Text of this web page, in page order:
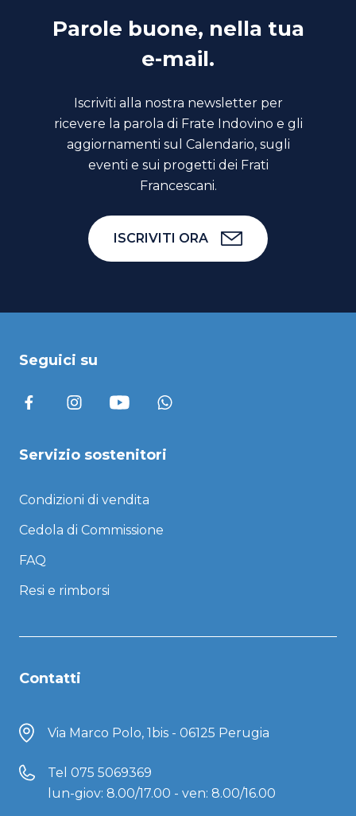
Parole buone, nella tua
e-mail.
Iscriviti alla nostra newsletter per
ricevere la parola di Frate Indovino e gli
aggiornamenti sul Calendario, sugli
eventi e sui progetti dei Frati
Francescani.
ISCRIVITI ORA
Seguici su
Servizio sostenitori
Condizioni di vendita
Cedola di Commissione
FAQ
Resi e rimborsi
Contatti
Via Marco Polo, 1bis - 06125 Perugia
Tel 075 5069369
lun-giov: 8.00/17.00 - ven: 8.00/16.00